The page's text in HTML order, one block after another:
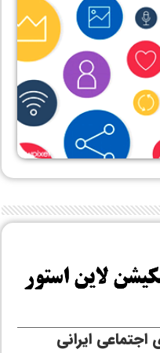
ایرانی